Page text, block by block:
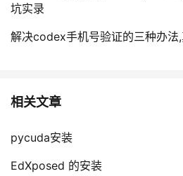
坑实录
解决codex手机号验证的三种办法,
相关文章
pycuda安装
EdXposed 的安装